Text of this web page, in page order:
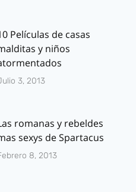
Películas de casas
y niños
3, 2013
romanas y rebeldes
sexys de Spartacus
8, 2013